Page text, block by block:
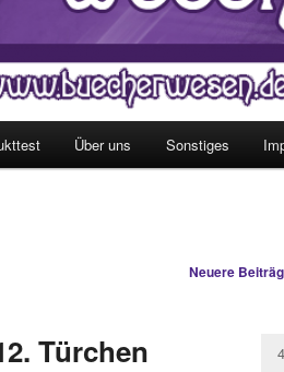
Über uns Sonstiges
Neuere
Türchen